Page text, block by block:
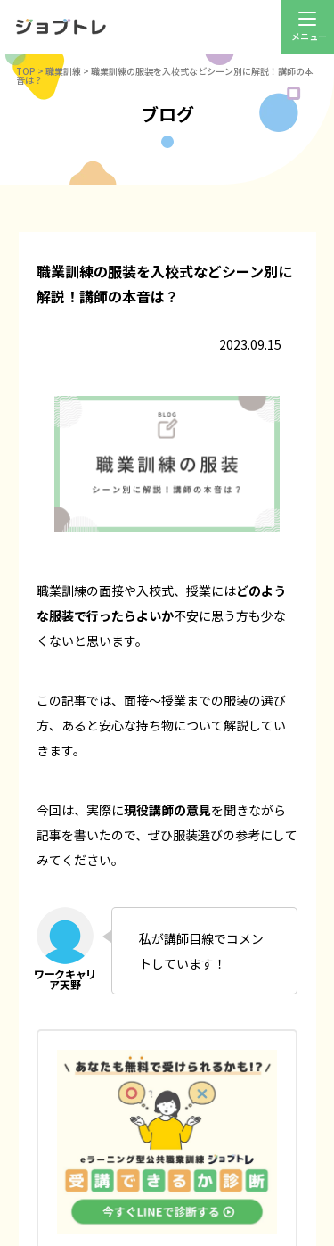
TOP > 職業訓練 > 職業訓練の服装を入校式などシーン別に解説！講師の本
音は？
ブログ
職業訓練の服装を入校式などシーン別に
解説！講師の本音は？
2023.09.15
職業訓練の面接や入校式、授業にはどのよう
な服装で行ったらよいか不安に思う方も少な
くないと思います。
この記事では、面接〜授業までの服装の選び
方、あると安心な持ち物について解説してい
きます。
今回は、実際に現役講師の意見を聞きながら
記事を書いたので、ぜひ服装選びの参考にして
みてください。
私が講師目線でコメン
トしています！